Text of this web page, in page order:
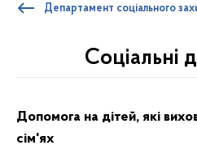
Департамент соціального
Соціальні
Допомога на дітей, які
сім'ях